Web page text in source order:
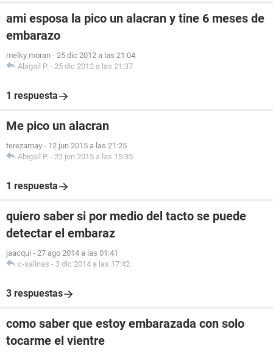
ami esposa la pico un alacran y tine 6 meses de
embarazo
melky moran - 25 dic 2012 a las 21:04
Abigail P. - 25 dic 2012 a las 21:37
1 respuesta
Me pico un alacran
terezamay - 12 jun 2015 a las 21:25
Abigail P. - 22 jun 2015 a las 15:35
1 respuesta
quiero saber si por medio del tacto se puede
detectar el embaraz
jaacqui - 27 ago 2014 a las 01:41
c-salinas - 3 dic 2014 a las 17:42
3 respuestas
como saber que estoy embarazada con solo
tocarme el vientre